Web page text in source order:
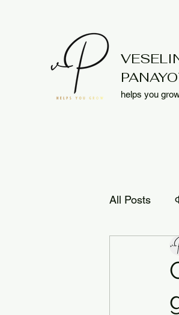
helps you
All Posts